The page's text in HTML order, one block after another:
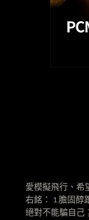
愛模擬飛行、希
右銘： 1.膽固醇
絕對不能騙自己